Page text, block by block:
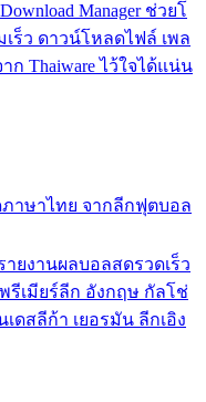
Manager ช่วยโ
ร็ว ดาวน์โหลดไฟล์ เพล
Thaiware ไว้ใจได้แน่น
ภาษาไทย จากลีกฟุตบอล
ยงานผลบอลสดรวดเร็ว
รีเมียร์ลีก อังกฤษ กัลโช่
ดสลีก้า เยอรมัน ลีกเอิง